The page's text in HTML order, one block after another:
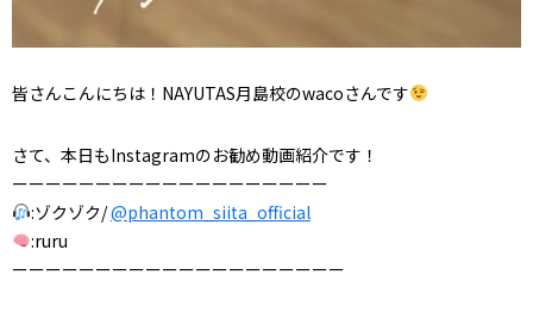
皆さんこんにちは！NAYUTAS月島校のwacoさんです
さて、本日もInstagramのお勧め動画紹介です！
ーーーーーーーーーーーーーーーーーーー
:ゾクゾク/@phantom_siita_official
:ruru
ーーーーーーーーーーーーーーーーーーーー